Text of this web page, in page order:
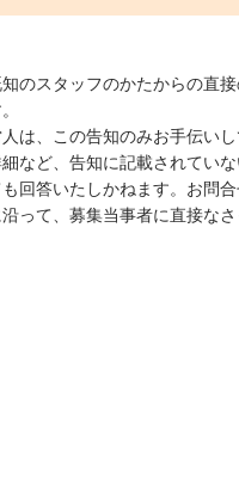
知のスタッフのかたからの直
は、この告知のみお手伝いし
など、告知に記載されてい
回答いたしかねます。お問
って、募集当事者に直接なさ